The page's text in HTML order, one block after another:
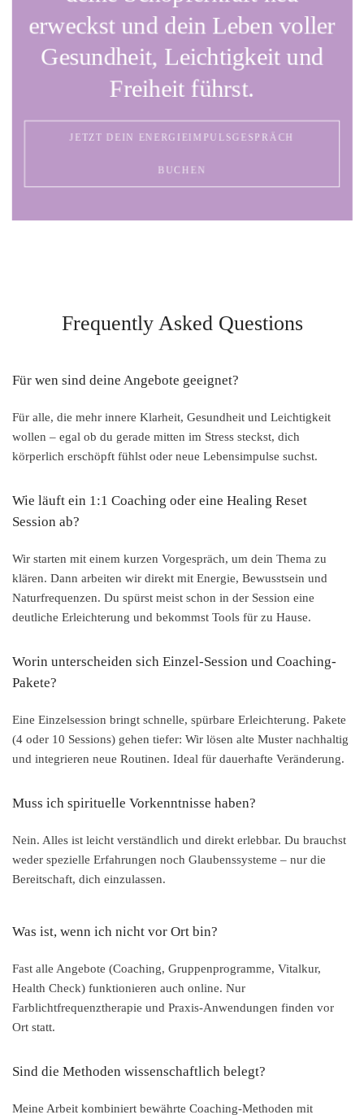
erweckst und dein Leben voller
Gesundheit, Leichtigkeit und
Freiheit führst.
JETZT DEIN ENERGIEIMPULSGESPRÄCH
BUCHEN
Frequently Asked Questions
Für wen sind deine Angebote geeignet?
Für alle, die mehr innere Klarheit, Gesundheit und Leichtigkeit
wollen – egal ob du gerade mitten im Stress steckst, dich
körperlich erschöpft fühlst oder neue Lebensimpulse suchst.
Wie läuft ein 1:1 Coaching oder eine Healing Reset
Session ab?
Wir starten mit einem kurzen Vorgespräch, um dein Thema zu
klären. Dann arbeiten wir direkt mit Energie, Bewusstsein und
Naturfrequenzen. Du spürst meist schon in der Session eine
deutliche Erleichterung und bekommst Tools für zu Hause.
Worin unterscheiden sich Einzel-Session und Coaching-
Pakete?
Eine Einzelsession bringt schnelle, spürbare Erleichterung. Pakete
(4 oder 10 Sessions) gehen tiefer: Wir lösen alte Muster nachhaltig
und integrieren neue Routinen. Ideal für dauerhafte Veränderung.
Muss ich spirituelle Vorkenntnisse haben?
Nein. Alles ist leicht verständlich und direkt erlebbar. Du brauchst
weder spezielle Erfahrungen noch Glaubenssysteme – nur die
Bereitschaft, dich einzulassen.
Was ist, wenn ich nicht vor Ort bin?
Fast alle Angebote (Coaching, Gruppenprogramme, Vitalkur,
Health Check) funktionieren auch online. Nur
Farblichtfrequenztherapie und Praxis-Anwendungen finden vor
Ort statt.
Sind die Methoden wissenschaftlich belegt?
Meine Arbeit kombiniert bewährte Coaching-Methoden mit